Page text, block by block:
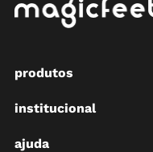
produtos
institucional
ajuda